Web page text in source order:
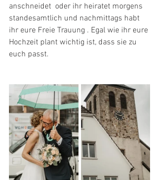
anschneidet  oder ihr heiratet morgens
standesamtlich und nachmittags habt
ihr eure Freie Trauung . Egal wie ihr eure
Hochzeit plant wichtig ist, dass sie zu
euch passt.